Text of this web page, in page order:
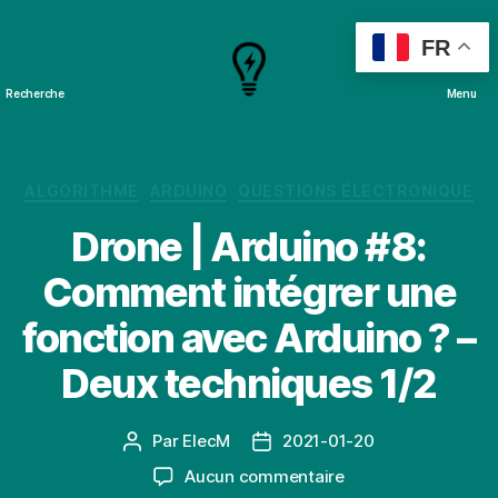
Recherche Menu
Drone | Arduino #8:
Comment intégrer une
fonction avec Arduino ? –
Deux techniques 1/2
Auteur
l’article
Par ElecM
Date2021-01-20
Aucun commentairesur
FR